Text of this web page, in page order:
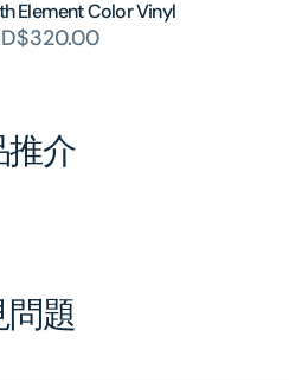
Element Color Vinyl
推介
問題